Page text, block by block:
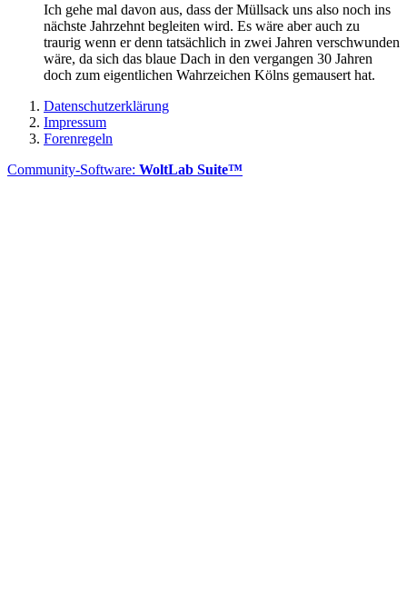
Ich gehe mal davon aus, dass der Müllsack uns also noch ins
nächste Jahrzehnt begleiten wird. Es wäre aber auch zu
traurig wenn er denn tatsächlich in zwei Jahren verschwunden
wäre, da sich das blaue Dach in den vergangen 30 Jahren
doch zum eigentlichen Wahrzeichen Kölns gemausert hat.
Datenschutzerklärung
Impressum
Forenregeln
Community-Software: WoltLab Suite™